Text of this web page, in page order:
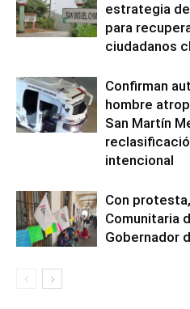
estrategia
para
ciudadanos
Confirman
hombre
San Martín
intencional
Con
Comunitaria
Gobernador